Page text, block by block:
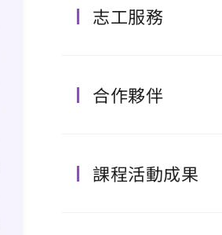
志工服務
合作夥伴
課程活動成果